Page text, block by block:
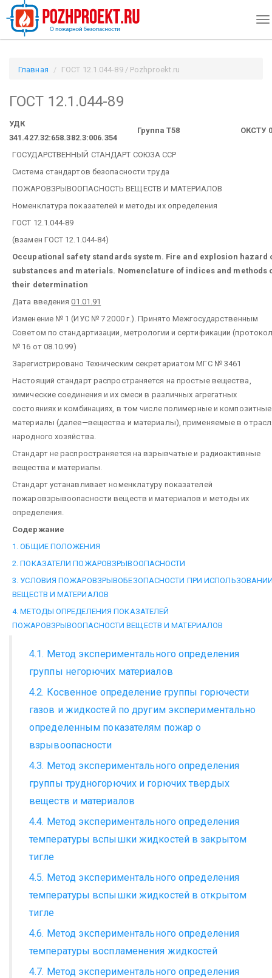
Главная ГОСТ 12.1.044-89 / Pozhproekt.ru
ГОСТ 12.1.044-89
УДК
341.427.32:658.382.3:006.354
Группа Т58 ОКСТУ
ГОСУДАРСТВЕННЫЙ СТАНДАРТ СОЮЗА ССР
Система стандартов безопасности труда
ПОЖАРОВЗРЫВООПАСНОСТЬ ВЕЩЕСТВ И МАТЕРИАЛОВ
Номенклатура показателей и методы их определения
ГОСТ 12.1.044-89
(взамен ГОСТ 12.1.044-84)
Occupational safety standards system. Fire and explosion hazard
substances and materials. Nomenclature of indices and methods
their determination
Дата введения01.01.91
Изменение № 1 (ИУС № 7 2000 г.). Принято Межгосударственным
Советом по стандартизации, метрологии и сертификации
№ 16 от 08.10.99)
Зарегистрировано Техническим секретариатом МГС № 3461
Настоящий стандарт распространяется на простые вещества,
химические соединения и их смеси в различных агрегатных
состояниях и комбинациях, в том числе полимерные и композитные
материалы (далее—вещества и материалы), применяемые в
народного хозяйства.
Стандарт не распространяется на взрывчатые и радиоактивные
вещества и материалы.
Стандарт устанавливает номенклатуру показателей
пожаровзрывоопасности веществ и материалов и методы их
определения.
Содержание
1. ОБЩИЕ ПОЛОЖЕНИЯ
2. ПОКАЗАТЕЛИ ПОЖАРОВЗРЫВООПАСНОСТИ
3. УСЛОВИЯ ПОЖАРОВЗРЫВОБЕЗОПАСНОСТИ ПРИ
ВЕЩЕСТВ И МАТЕРИАЛОВ
4. МЕТОДЫ ОПРЕДЕЛЕНИЯ ПОКАЗАТЕЛЕЙ
ПОЖАРОВЗРЫВООПАСНОСТИ ВЕЩЕСТВ И МАТЕРИАЛОВ
4.1. Метод экспериментального определения
группы негорючих материалов
4.2. Косвенное определение группы горючести
газов и жидкостей по другим экспериментально
определенным показателям пожар о
взрывоопасности
4.3. Метод экспериментального определения
группы трудногорючих и горючих твердых
веществ и материалов
4.4. Метод экспериментального определения
температуры вспышки жидкостей в закрытом
тигле
4.5. Метод экспериментального определения
температуры вспышки жидкостей в открытом
тигле
4.6. Метод экспериментального определения
температуры воспламенения жидкостей
4.7. Метод экспериментального определения